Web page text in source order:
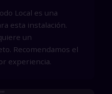
Local es una
esta instalación.
un
Recomendamos el
experiencia.